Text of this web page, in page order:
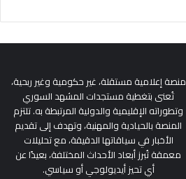
منصة إعلامية مستقلة، غير حكومية وغير ربحية،
تُعنى بتغطية مستجدات المشهد السوري
وتطوراته الإقليمية والدولية المرتبطة به. تلتزم
المنصة بالحيادية والمهنية، وتهدف إلى تقديم
الأخبار في سياقاتها الدقيقة، مع تحليلات
معمقة تُبرز أبعاد الأحداث المختلفة، بعيدًا عن
أي تحيز أيديولوجي أو سياسي.